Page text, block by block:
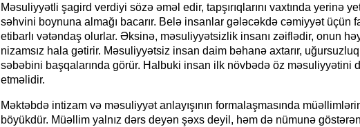
Məsuliyyətli şagird verdiyi sözə əməl edir, tapşırıqlarını vaxtında yerinə
səhvini boynuna almağı bacarır. Belə insanlar gələcəkdə cəmiyyət üçün
etibarlı vətəndaş olurlar. Əksinə, məsuliyyətsizlik insanı zəiflədir, onun
nizamsız hala gətirir. Məsuliyyətsiz insan daim bəhanə axtarır,
səbəbini başqalarında görür. Halbuki insan ilk növbədə öz məsuliyyətini
etməlidir.
Məktəbdə intizam və məsuliyyət anlayışının formalaşmasında
böyükdür. Müəllim yalnız dərs deyən şəxs deyil, həm də nümunə